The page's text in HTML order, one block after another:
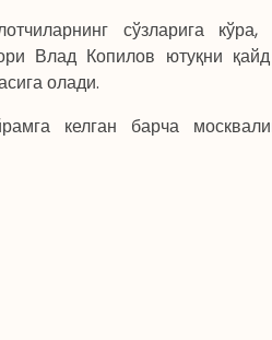
сўзларига
Влад Копилов ютуқни
олади.
келган барча